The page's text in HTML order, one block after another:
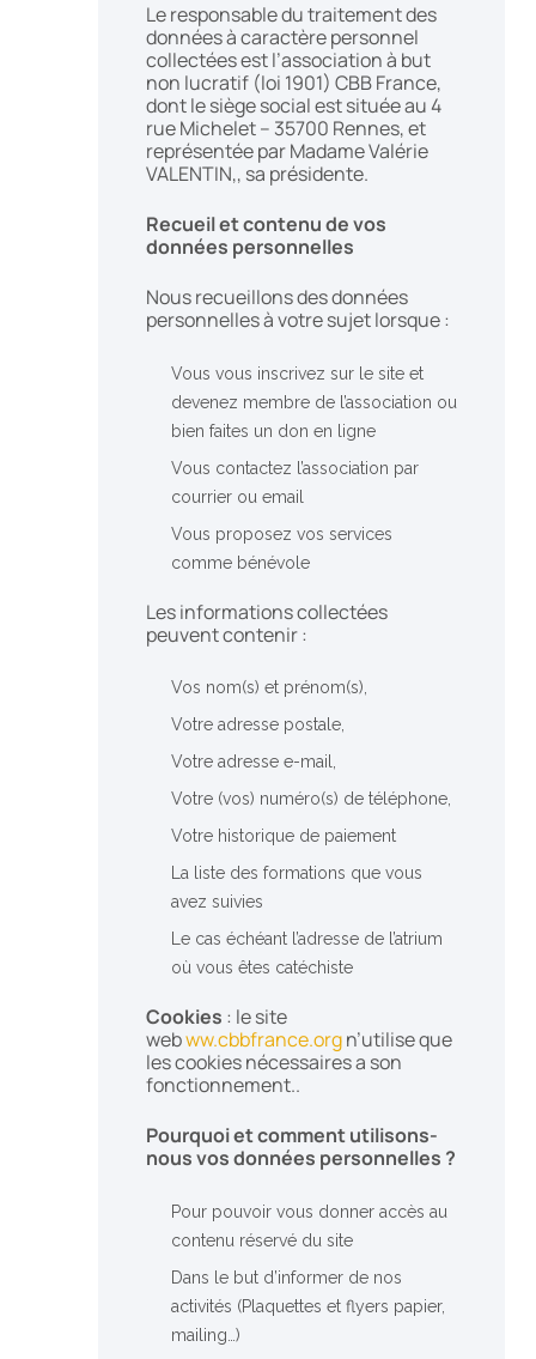
Le responsable du traitement des
données à caractère personnel
collectées est l’association à but
non lucratif (loi 1901) CBB France,
dont le siège social est située au 4
rue Michelet – 35700 Rennes, et
représentée par Madame Valérie
VALENTIN,, sa présidente.
Recueil et contenu de vos
données personnelles
Nous recueillons des données
personnelles à votre sujet lorsque :
Vous vous inscrivez sur le site et
devenez membre de l’association ou
bien faites un don en ligne
Vous contactez l’association par
courrier ou email
Vous proposez vos services
comme bénévole
Les informations collectées
peuvent contenir :
Vos nom(s) et prénom(s),
Votre adresse postale,
Votre adresse e-mail,
Votre (vos) numéro(s) de téléphone,
Votre historique de paiement
La liste des formations que vous
avez suivies
Le cas échéant l’adresse de l’atrium
où vous êtes catéchiste
Cookies : le site
webww.cbbfrance.orgn’utilise que
les cookies nécessaires a son
fonctionnement..
Pourquoi et comment utilisons-
nous vos données personnelles ?
Pour pouvoir vous donner accès au
contenu réservé du site
Dans le but d’informer de nos
activités (Plaquettes et flyers papier,
mailing…)